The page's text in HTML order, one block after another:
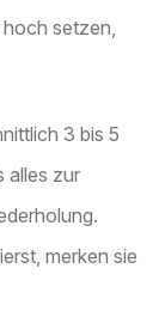
setzen,
3 bis 5
alles zur
merken sie